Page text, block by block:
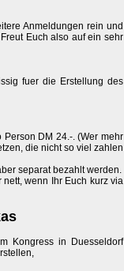
Anmeldungen rein und
Euch also auf ein sehr
fuer die Erstellung des
DM 24.-. (Wer mehr
die nicht so viel zahlen
separat bezahlt werden.
wenn Ihr Euch kurz via
Kongress in Duesseldorf